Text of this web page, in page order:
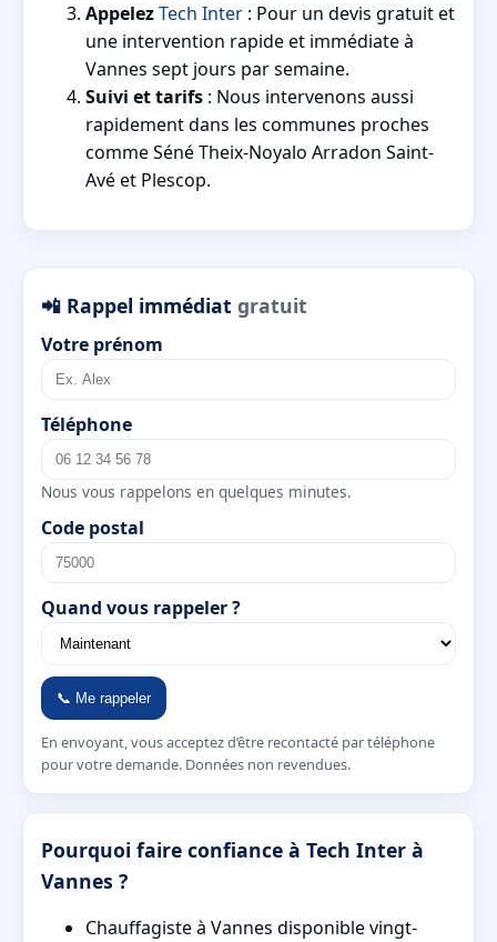
AppelezTech Inter : Pour un devis gratuit et
une intervention rapide et immédiate à
Vannes sept jours par semaine.
Suivi et tarifs : Nous intervenons aussi
rapidement dans les communes proches
comme Séné Theix-Noyalo Arradon Saint-
Avé et Plescop.
📲 Rappel immédiat gratuit
Votre prénom
Téléphone
Nous vous rappelons en quelques minutes.
Code postal
Quand vous rappeler ?
📞 Me rappeler
En envoyant, vous acceptez d’être recontacté par téléphone
pour votre demande. Données non revendues.
Pourquoi faire confiance à Tech Inter à
Vannes ?
Chauffagiste à Vannes disponible vingt-